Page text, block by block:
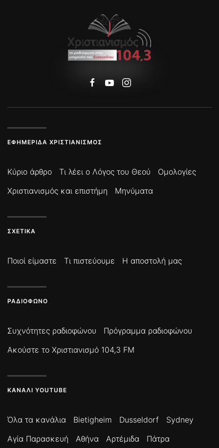
ΕΦΗΜΕΡΊΔΑ ΧΡΙΣΤΙΑΝΙΣΜΌΣ
Κύριο άρθρο Τι λέει ο Λόγος του Θεού
Ομολογίες
Χριστιανισμός και επιστήμη
Μηνύματα
ΣΧΕΤΙΚΆ
Ποιοί είμαστε Τι πιστεύουμε Η αποστολή μας
ΡΑΔΙΌΦΩΝΟ
Συχνότητες ραδιοφώνου
Πρόγραμμα ραδιοφώνου
Ακούστε το Χριστιανισμό 104,3 FM
ΚΑΝΆΛΙ YOUTUBE
Όλα τα κανάλια Bietigheim Dusseldorf
Sydney
Αγία Παρασκευή
Αθήνα Αρτέμιδα
Πάτρα